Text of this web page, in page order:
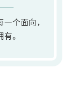
个面向，
。